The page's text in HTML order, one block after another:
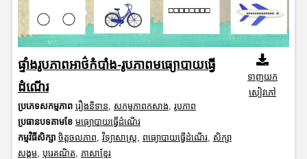
ផ្ទាំងរូបភាពអាថ៌កំបាំង-រូបភាពមធ្យោបាយធ្វើ
ដំណើរ
ប្រភេទសកម្មភាព រឿងនិទាន សកម្មភាពកសាង រូបភាព
ប្រធានបទតាមខែ មធ្យោបាយធ្វើដំណើរ
កម្មវិធីសិក្សា ចិត្តចលភាព វិទ្យាសាស្រ្ត ពធ្យោបាយធ្វើដំណើរ, សិក្សា
សង្គម, បុរេគណិត ភាសាខ្មែរ
ទាញយក
សៀវភៅ